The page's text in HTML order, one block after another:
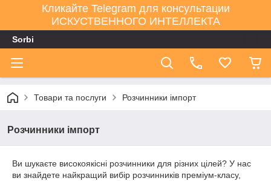
Кликайте Telegram для консультации
ИСКУСТВЕННОГО ИНТЕЛЛЕКТА
Sorbi
Товари та послуги Розчинники імпорт
Розчинники імпорт
Ви шукаєте високоякісні розчинники для різних цілей? У нас
ви знайдете найкращий вибір розчинників преміум-класу,